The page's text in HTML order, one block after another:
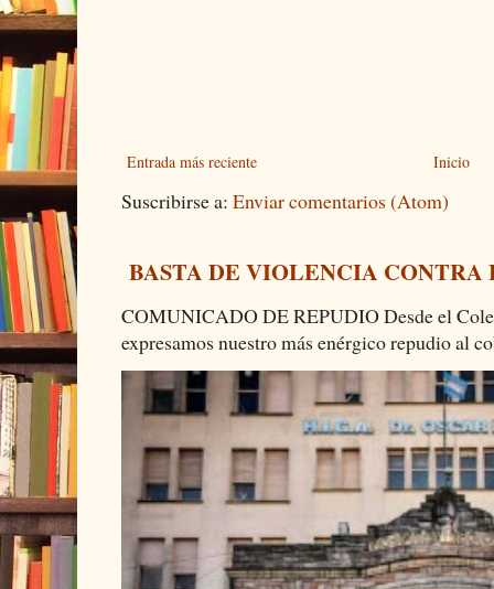
Entrada más reciente Inicio
Suscribirse a: Enviar comentarios (Atom)
BASTA DE VIOLENCIA
COMUNICADO DE REPUDIO Desde el
expresamos nuestro más enérgico repudio al